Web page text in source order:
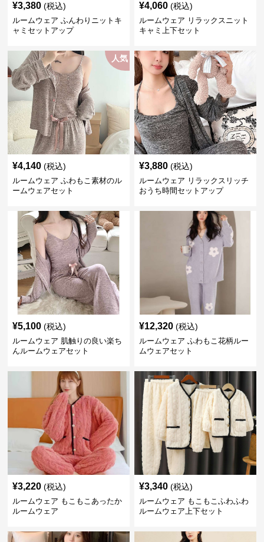
¥3,380 (税込)
ルームウェア ふんわりニットキ
ャミセットアップ
¥4,060 (税込)
ルームウェア リラックスニット
キャミ上下セット
人気
¥4,140 (税込)
ルームウェア ふわもこ素材のル
ームウェアセット
¥3,880 (税込)
ルームウェア リラックスリッチ
おうち時間セットアップ
¥5,100 (税込)
ルームウェア 肌触りの良い楽ち
んルームウェアセット
¥12,320 (税込)
ルームウェア ふわもこ花柄ルー
ムウェアセット
¥3,220 (税込)
ルームウェア もこもこあったか
ルームウェア
¥3,340 (税込)
ルームウェア もこもこふわふわ
ルームウェア上下セット